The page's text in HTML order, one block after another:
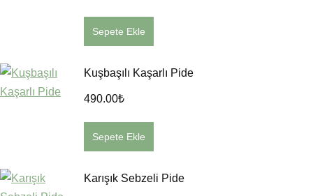
Sepete Ekle
Kuşbaşılı Kaşarlı Pide
490.00₺
Sepete Ekle
Karışık Sebzeli Pide